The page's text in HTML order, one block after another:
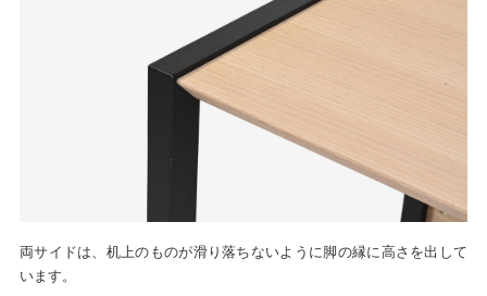
両サイドは、机上のものが滑り落ちないように脚の縁に高さを出して
います。